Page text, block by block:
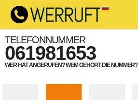
TELEFONNUMMER
061981653
WER HAT ANGERUFEN? WEM GEHÖRT DIE NUMMER?